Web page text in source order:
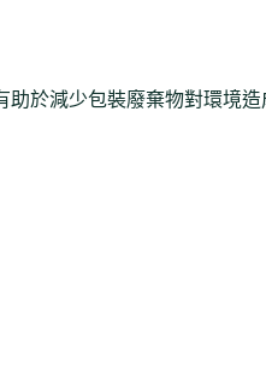
於減少包裝廢棄物對環境